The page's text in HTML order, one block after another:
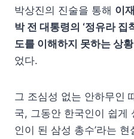
박상진의 진술을 통해 이
박 전 대통령의 ‘정유라 집
도를 이해하지 못하는 상황
었다.
그 조심성 없는 안하무인
국, 그동안 한국인이 쉽게
인이 된 삼성 총수’라는